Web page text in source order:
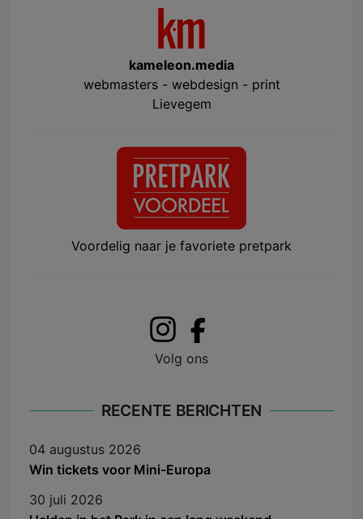
kameleon.media
webmasters - webdesign - print
Lievegem
Voordelig naar je favoriete pretpark
Volg ons
RECENTE BERICHTEN
04 augustus 2026
Win tickets voor Mini-Europa
30 juli 2026